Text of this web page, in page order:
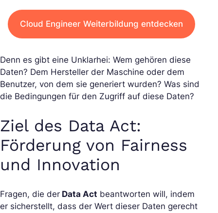
Cloud Engineer Weiterbildung entdecken
Denn es gibt eine Unklarhei: Wem gehören diese
Daten? Dem Hersteller der Maschine oder dem
Benutzer, von dem sie generiert wurden? Was sind
die Bedingungen für den Zugriff auf diese Daten?
Ziel des Data Act:
Förderung von Fairness
und Innovation
Fragen, die der Data Act beantworten will, indem
er sicherstellt, dass der Wert dieser Daten gerecht